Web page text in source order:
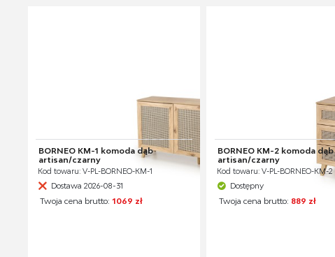
BORNEO KM-1 komoda dąb
artisan/czarny
Kod towaru: V-PL-BORNEO-KM-1
Dostawa 2026-08-31
Twoja cena brutto:1069 zł
BORNEO KM-2 komoda dąb
artisan/czarny
Kod towaru: V-PL-BORNEO-KM-2
Dostępny
Twoja cena brutto: 889 zł